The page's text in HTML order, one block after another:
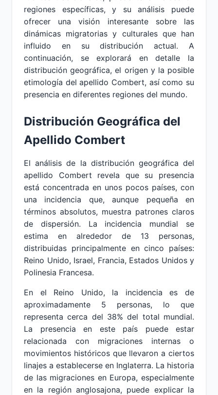
regiones específicas, y su análisis puede
ofrecer una visión interesante sobre las
dinámicas migratorias y culturales que han
influido en su distribución actual. A
continuación, se explorará en detalle la
distribución geográfica, el origen y la posible
etimología del apellido Combert, así como su
presencia en diferentes regiones del mundo.
Distribución Geográfica del
Apellido Combert
El análisis de la distribución geográfica del
apellido Combert revela que su presencia
está concentrada en unos pocos países, con
una incidencia que, aunque pequeña en
términos absolutos, muestra patrones claros
de dispersión. La incidencia mundial se
estima en alrededor de 13 personas,
distribuidas principalmente en cinco países:
Reino Unido, Israel, Francia, Estados Unidos y
Polinesia Francesa.
En el Reino Unido, la incidencia es de
aproximadamente 5 personas, lo que
representa cerca del 38% del total mundial.
La presencia en este país puede estar
relacionada con migraciones internas o
movimientos históricos que llevaron a ciertos
linajes a establecerse en Inglaterra. La historia
de las migraciones en Europa, especialmente
en la región anglosajona, puede explicar la